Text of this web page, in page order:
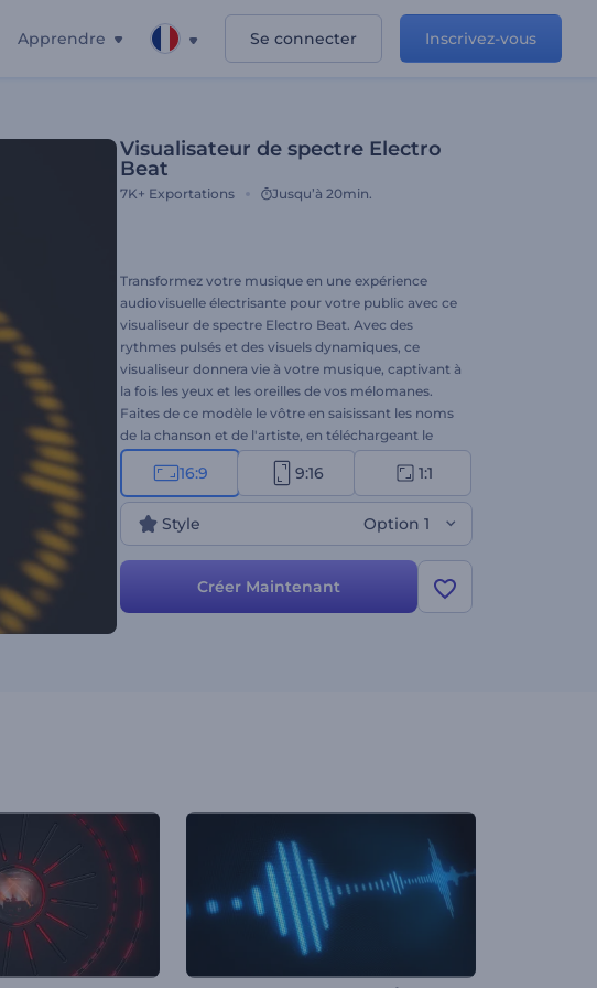
Apprendre Se connecter Inscrivez-vous
Visualisateur de spectre Electro
Beat
7K+ Exportations Jusqu’à 20min.
Transformez votre musique en une expérience
audiovisuelle électrisante pour votre public avec ce
visualiseur de spectre Electro Beat. Avec des
rythmes pulsés et des visuels dynamiques, ce
visualiseur donnera vie à votre musique, captivant à
la fois les yeux et les oreilles de vos mélomanes.
Faites de ce modèle le vôtre en saisissant les noms
de la chanson et de l'artiste, en téléchargeant le
morceau de musique, en choisissant parmi les
options de couleur, et vous avez terminé. Parfait
pour les vidéos musicales, les performances en
direct et les promotions musicales sur les médias
sociaux, il offre une façon unique de présenter vos
morceaux. Commencez dès aujourd'hui !
16:9 9:16 1:1
Style Option 1
Créer Maintenant